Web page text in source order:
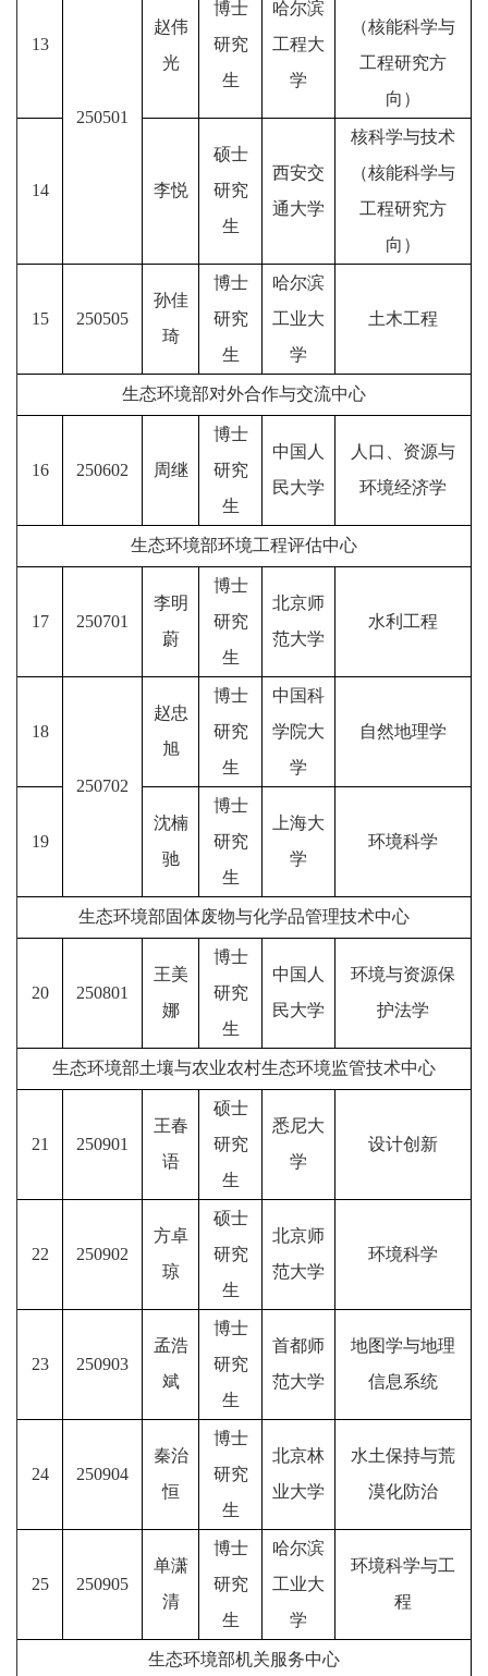
13
250501
赵伟
光
博士
研究
生
哈尔滨
工程大
学
（核能科学与
工程研究方
向）
14 李悦
硕士
研究
生
西安交
通大学
核科学与技术
（核能科学与
工程研究方
向）
15 250505
孙佳
琦
博士
研究
生
哈尔滨
工业大
学
土木工程
生态环境部对外合作与交流中心
16 250602 周继
博士
研究
生
中国人
民大学
人口、资源与
环境经济学
生态环境部环境工程评估中心
17 250701
李明
蔚
博士
研究
生
北京师
范大学
水利工程
18
250702
赵忠
旭
博士
研究
生
中国科
学院大
学
自然地理学
19
沈楠
驰
博士
研究
生
上海大
学
环境科学
生态环境部固体废物与化学品管理技术中心
20 250801
王美
娜
博士
研究
生
中国人
民大学
环境与资源保
护法学
生态环境部土壤与农业农村生态环境监管技术中心
21 250901
王春
语
硕士
研究
生
悉尼大
学
设计创新
22 250902
方卓
琼
硕士
研究
生
北京师
范大学
环境科学
23 250903
孟浩
斌
博士
研究
生
首都师
范大学
地图学与地理
信息系统
24 250904
秦治
恒
博士
研究
生
北京林
业大学
水土保持与荒
漠化防治
25 250905
单潇
清
博士
研究
生
哈尔滨
工业大
学
环境科学与工
程
生态环境部机关服务中心